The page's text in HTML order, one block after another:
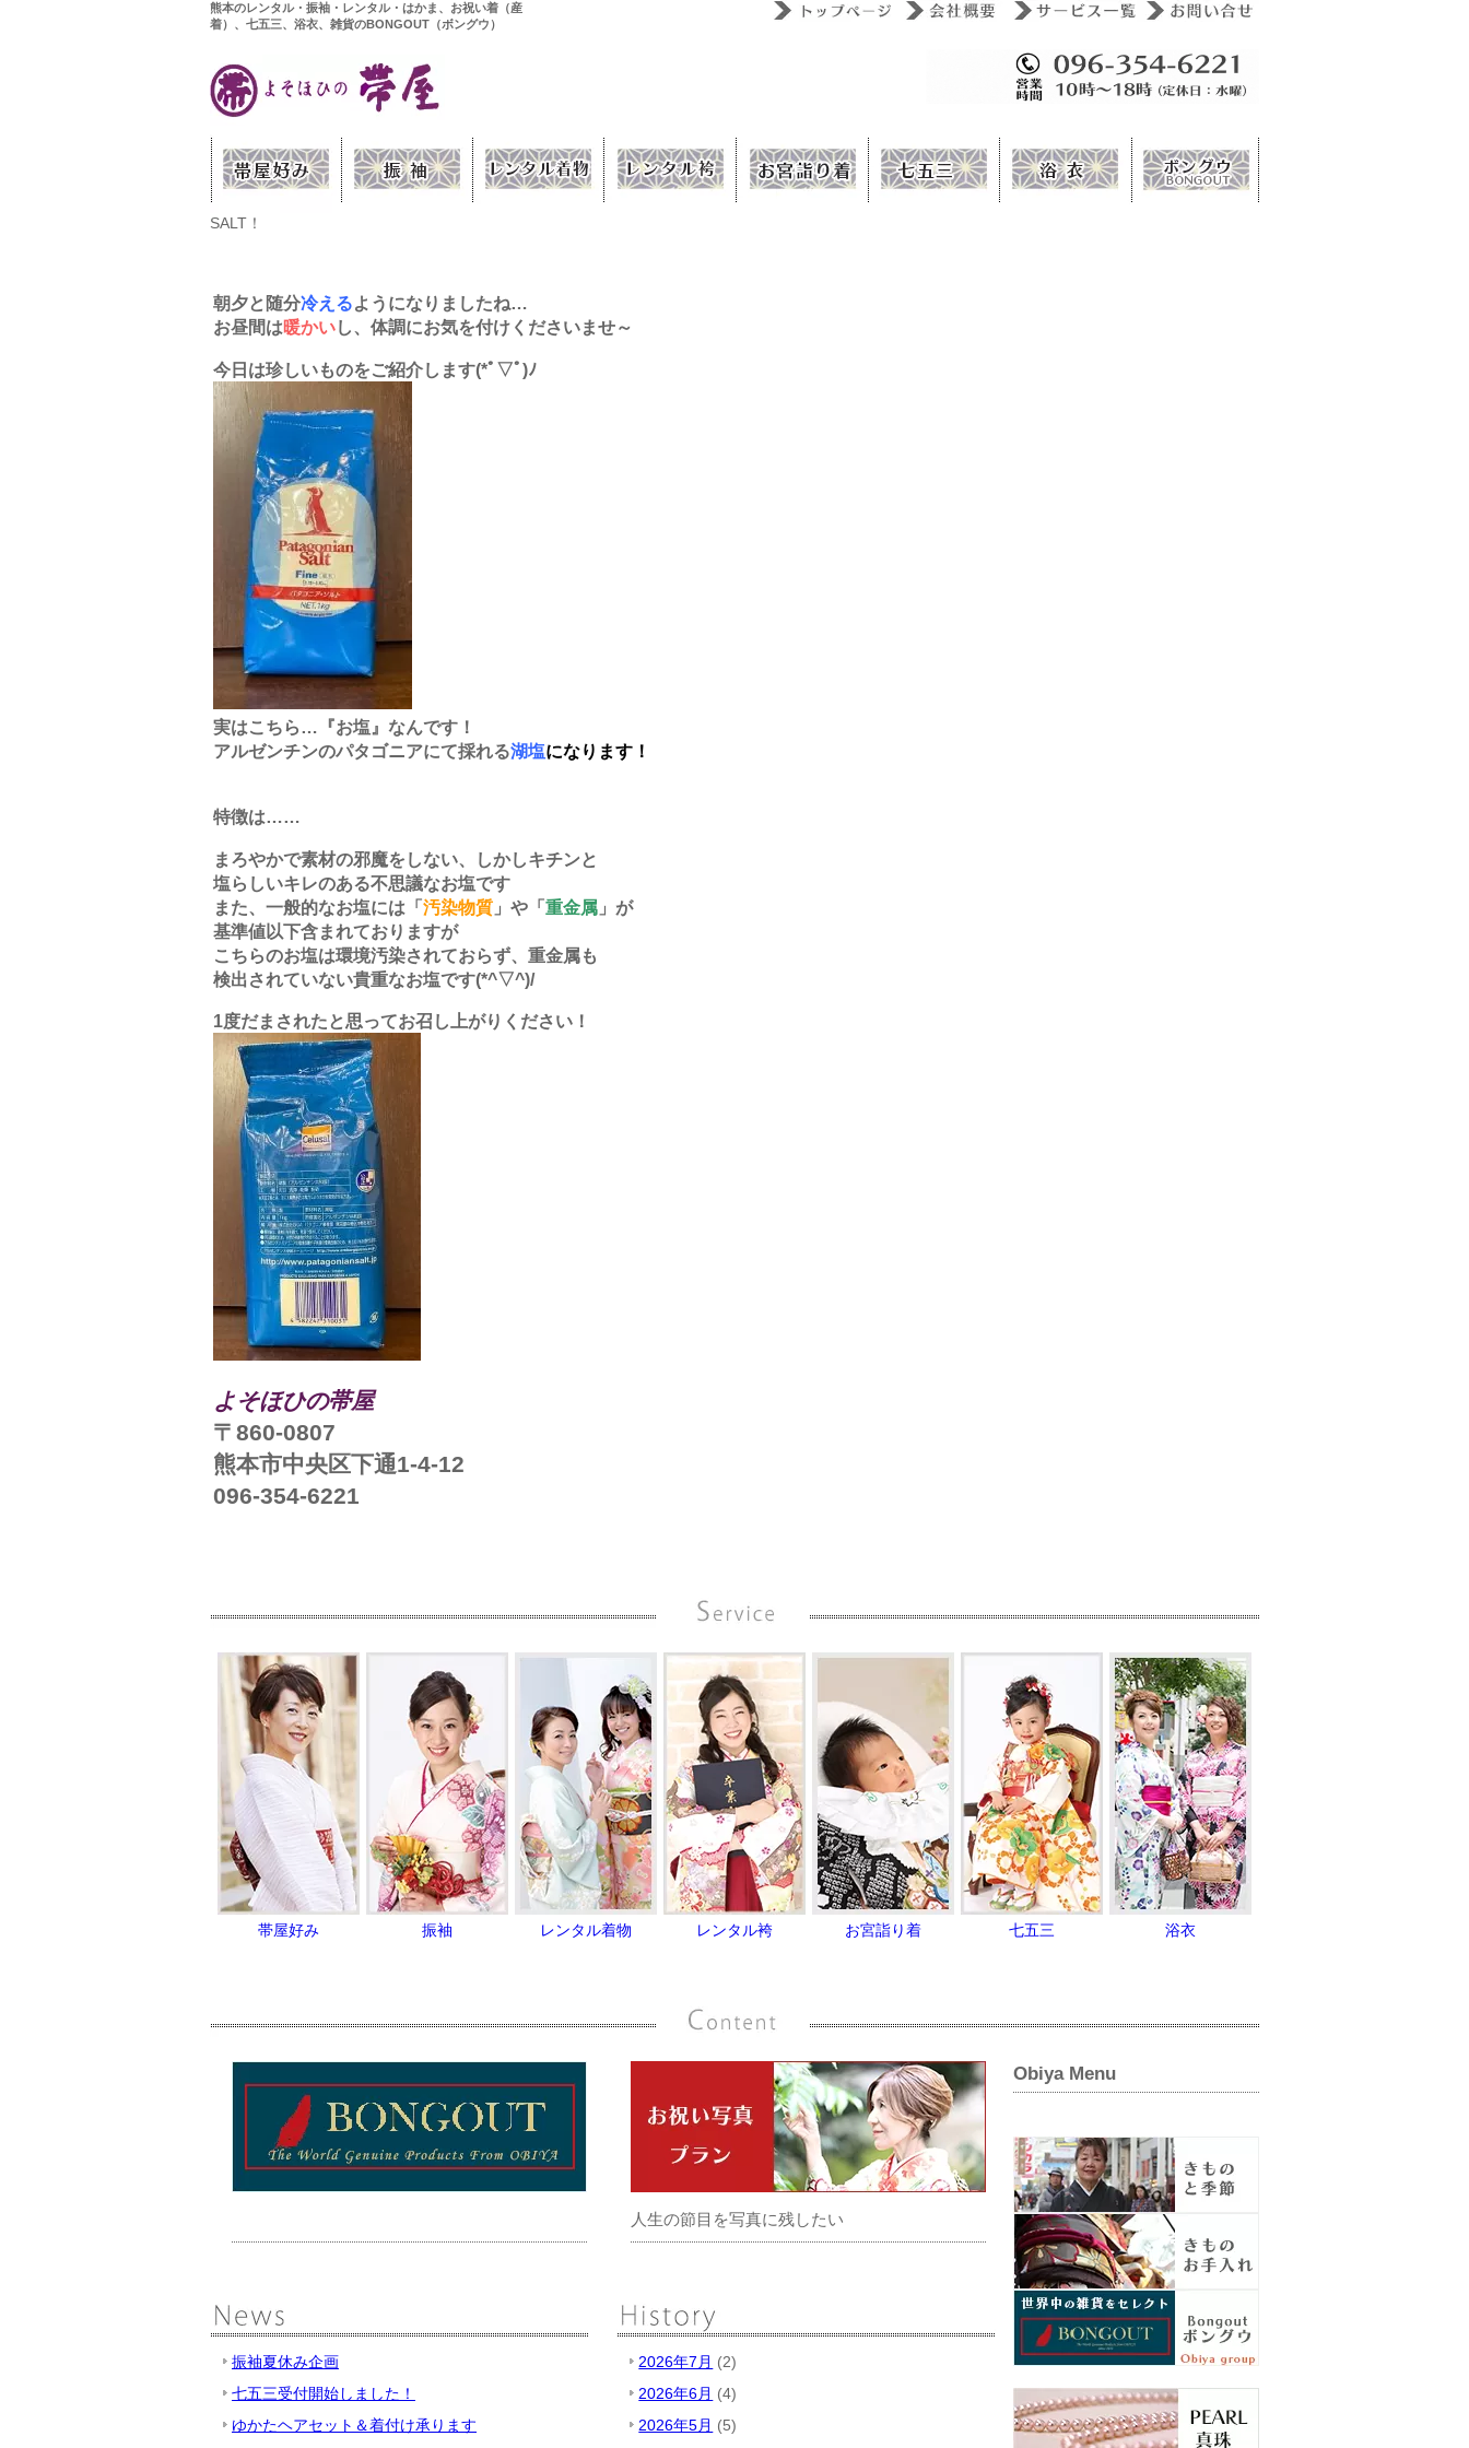
熊本のレンタル・振袖・レンタル・はかま、お祝い着（産
着）、七五三、浴衣、雑貨のBONGOUT（ボングウ）
SALT！
朝夕と随分冷えるようになりましたね…
お昼間は暖かい し、体調にお気を付けくださいませ～
今日は珍しいものをご紹介します(*ﾟ▽ﾟ)ﾉ
実はこちら…『お塩』なんです！
アルゼンチンのパタゴニアにて採れる湖塩になります！
特徴は……
まろやかで素材の邪魔をしない、しかしキチンと
塩らしいキレのある不思議なお塩です
また、一般的なお塩には「汚染物質 」や「重金属 」が
基準値以下含まれておりますが
こちらのお塩は環境汚染されておらず、重金属も
検出されていない貴重なお塩です(*^▽^)/
1度だまされたと思ってお召し上がりください！
よそほひの帯屋
〒860-0807
熊本市中央区下通1-4-12
096-354-6221
帯屋好み 振袖 レンタル着物 レンタル袴 お宮詣り着 七五三 浴衣
人生の節目を写真に残したい
振袖夏休み企画
七五三受付開始しました！
ゆかたヘアセット＆着付け承ります
2026年7月 (2)
2026年6月 (4)
2026年5月 (5)
Obiya Menu